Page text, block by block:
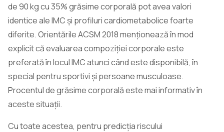
de 90 kg cu 35% grăsime corporală pot avea valori
identice ale IMC și profiluri cardiometabolice foarte
diferite. Orientările ACSM 2018 menționează în mod
explicit că evaluarea compoziției corporale este
preferată în locul IMC atunci când este disponibilă, în
special pentru sportivi și persoane musculoase.
Procentul de grăsime corporală este mai informativ în
aceste situații.
Cu toate acestea, pentru predicția riscului